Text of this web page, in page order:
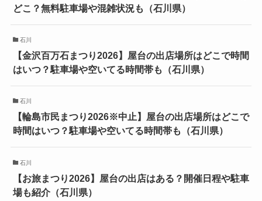
どこ？無料駐車場や混雑状況も（石川県）
石川
【金沢百万石まつり2026】屋台の出店場所はどこで時間
はいつ？駐車場や空いてる時間帯も（石川県）
石川
【輪島市民まつり2026※中止】屋台の出店場所はどこで
時間はいつ？駐車場や空いてる時間帯も（石川県）
石川
【お旅まつり2026】屋台の出店はある？開催日程や駐車
場も紹介（石川県）